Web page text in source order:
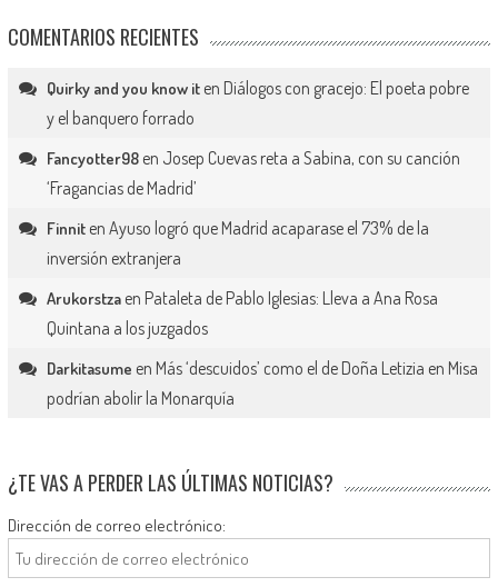
COMENTARIOS RECIENTES
Quirky and you know iten Diálogos con gracejo: El poeta pobre
y el banquero forrado
Fancyotter98en Josep Cuevas reta a Sabina, con su canción
‘Fragancias de Madrid’
Finniten Ayuso logró que Madrid acaparase el 73% de la
inversión extranjera
Arukorstzaen Pataleta de Pablo Iglesias: Lleva a Ana Rosa
Quintana a los juzgados
Darkitasume en Más ‘descuidos’ como el de Doña Letizia en Misa
podrían abolir la Monarquía
¿TE VAS A PERDER LAS ÚLTIMAS NOTICIAS?
Dirección de correo electrónico: